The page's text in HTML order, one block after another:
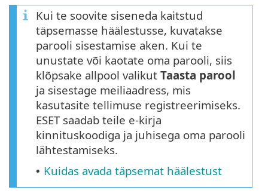
Kui te soovite siseneda kaitstud
täpsemasse häälestusse, kuvatakse
parooli sisestamise aken. Kui te
unustate või kaotate oma parooli, siis
klõpsake allpool valikut Taasta parool
ja sisestage meiliaadress, mis
kasutasite tellimuse registreerimiseks.
ESET saadab teile e-kirja
kinnituskoodiga ja juhisega oma parooli
lähtestamiseks.
• Kuidas avada täpsemat häälestust